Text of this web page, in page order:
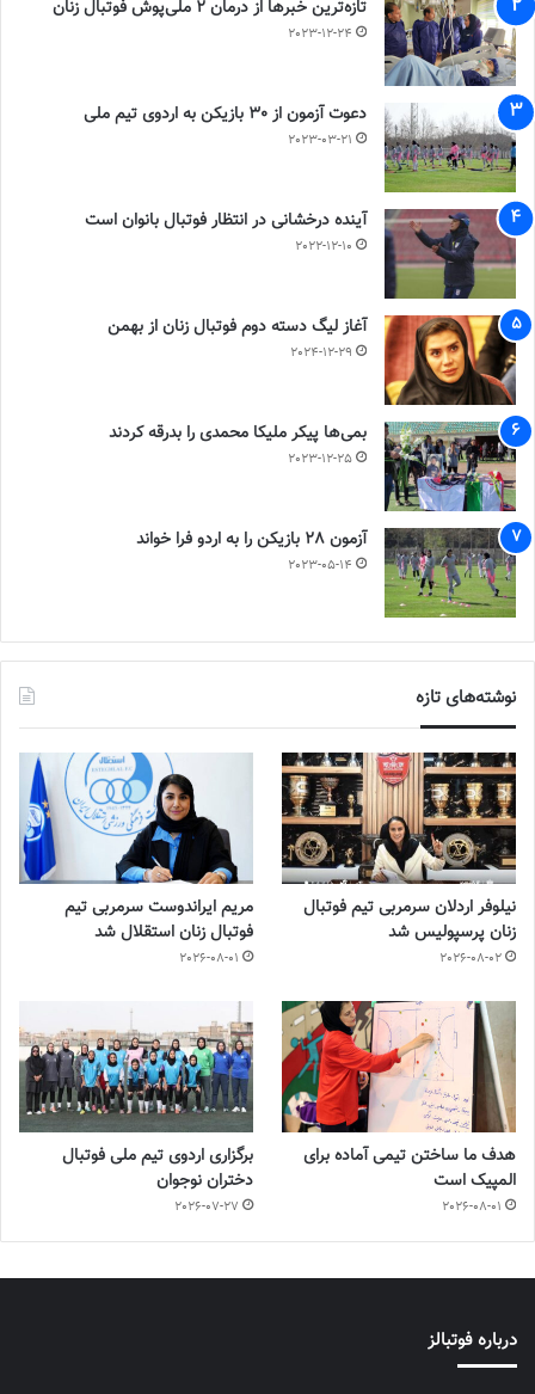
تازه‌ترین خبرها از درمان ۲ ملی‌پوش فوتبال زنان
2023-12-24
دعوت آزمون از 30 بازیکن به اردوی تیم ملی
2023-03-21
آینده درخشانی در انتظار فوتبال بانوان است
2022-12-10
آغاز لیگ دسته دوم فوتبال زنان از بهمن
2024-12-29
بمی‌ها پیکر ملیکا محمدی را بدرقه کردند
2023-12-25
آزمون 28 بازیکن را به اردو فرا خواند
2023-05-14
نوشته‌های تازه
نیلوفر اردلان سرمربی تیم فوتبال
زنان پرسپولیس شد
2026-08-02
مریم ایراندوست سرمربی تیم
فوتبال زنان استقلال شد
2026-08-01
هدف ما ساختن تیمی آماده برای
المپیک است
2026-08-01
برگزاری اردوی تیم ملی فوتبال
دختران نوجوان
2026-07-27
درباره فوتبالز